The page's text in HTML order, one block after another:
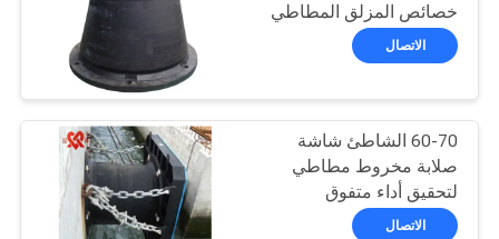
وسائد هوائية إنقاذ
البحرية
66
خصائص المزلق المطاطي
المخروط
الاتصال
60-70 الشاطئ شاشة
صلابة مخروط مطاطي
لتحقيق أداء متفوق
الاتصال